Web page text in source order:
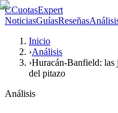
CCuotasExpert
NoticiasGuíasReseñas
Inicio
›Análisis
›Huracán-Banfield: las
del pitazo
Análisis